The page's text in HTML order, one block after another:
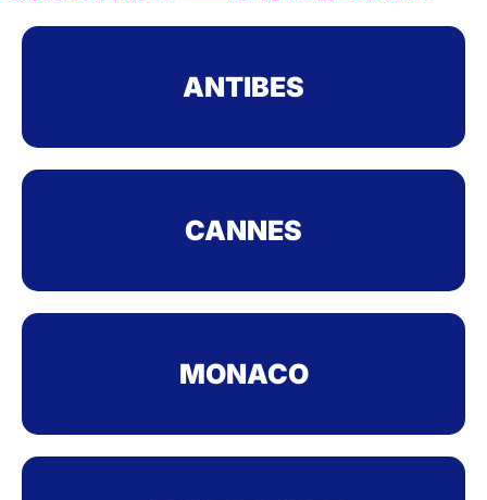
ANTIBES
CANNES
MONACO